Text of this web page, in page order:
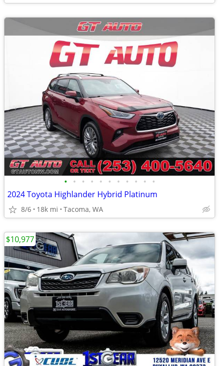
• • • • • • • • • • •
2024 Toyota Highlander Hybrid Platinum
8/6 18k mi Tacoma, WA
$10,977